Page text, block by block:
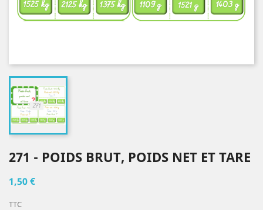
271 - POIDS BRUT, POIDS NET ET TARE
1,50 €
TTC